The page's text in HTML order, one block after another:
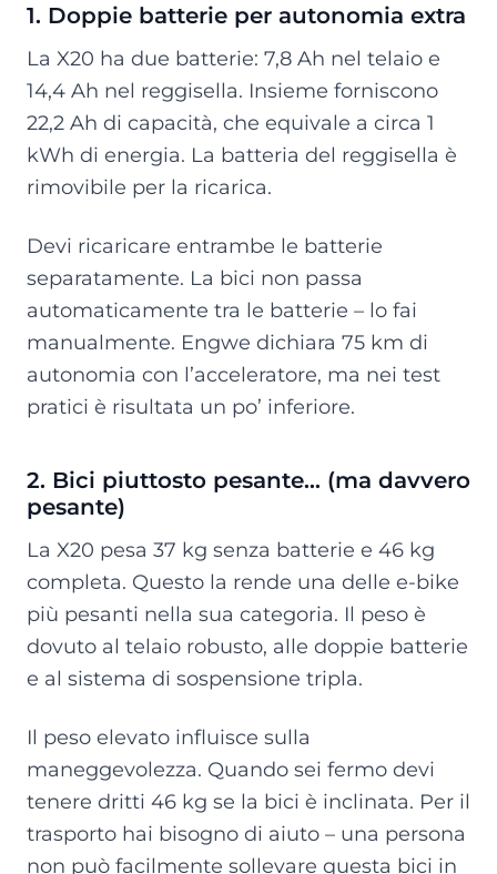
1. Doppie batterie per autonomia extra
La X20 ha due batterie: 7,8 Ah nel telaio e
14,4 Ah nel reggisella. Insieme forniscono
22,2 Ah di capacità, che equivale a circa 1
kWh di energia. La batteria del reggisella è
rimovibile per la ricarica.
Devi ricaricare entrambe le batterie
separatamente. La bici non passa
automaticamente tra le batterie – lo fai
manualmente. Engwe dichiara 75 km di
autonomia con l’acceleratore, ma nei test
pratici è risultata un po’ inferiore.
2. Bici piuttosto pesante… (ma davvero
pesante)
La X20 pesa 37 kg senza batterie e 46 kg
completa. Questo la rende una delle e-bike
più pesanti nella sua categoria. Il peso è
dovuto al telaio robusto, alle doppie batterie
e al sistema di sospensione tripla.
Il peso elevato influisce sulla
maneggevolezza. Quando sei fermo devi
tenere dritti 46 kg se la bici è inclinata. Per il
trasporto hai bisogno di aiuto – una persona
non può facilmente sollevare questa bici in